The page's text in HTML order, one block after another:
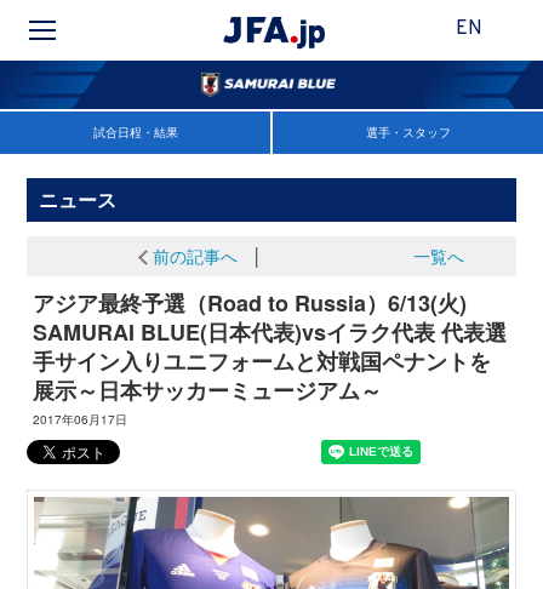
EN
試合日程・結果 選手・スタッフ
ニュース
前の記事へ│ 一覧へ
アジア最終予選（Road to Russia）6/13(火)
SAMURAI BLUE(日本代表)vsイラク代表 代表選
手サイン入りユニフォームと対戦国ペナントを
展示～日本サッカーミュージアム～
2017年06月17日